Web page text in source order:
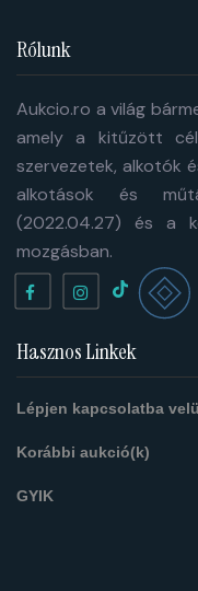
Rólunk
Aukcio.ro a világ
amely a kitűzött
szervezetek, alkotók
alkotások és
(2022.04.27) és a
mozgásban.
Hasznos Linkek
Lépjen kapcsolatba
Korábbi aukció(k)
GYIK